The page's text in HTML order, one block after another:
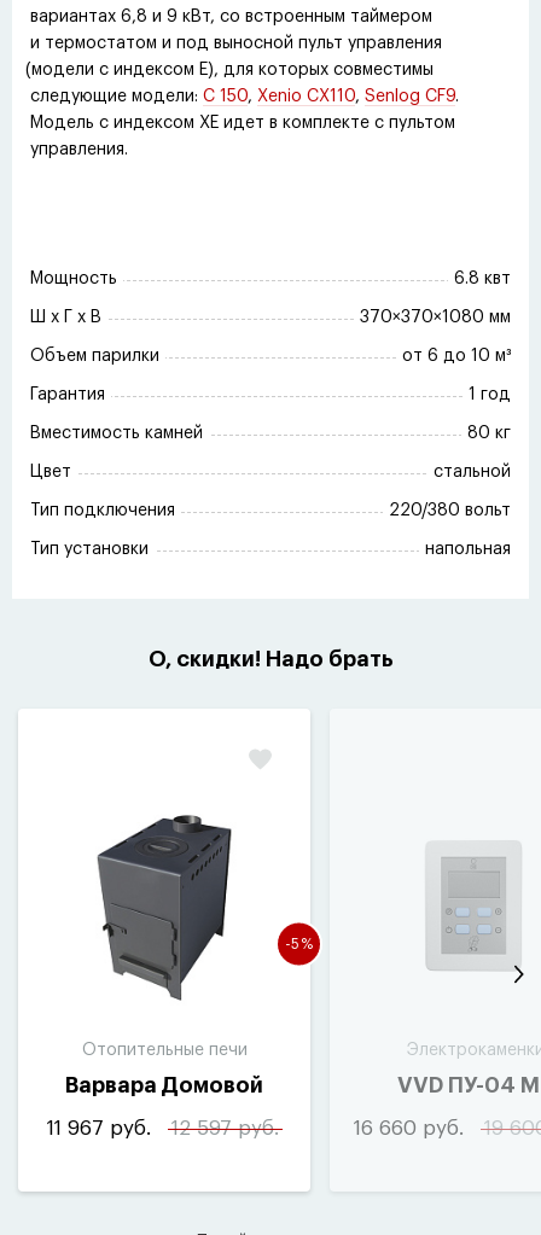
вариантах 6,8 и 9 кВт, со встроенным таймером
и термостатом и под выносной пульт управления
(модели с индексом Е), для которых совместимы
следующие модели: C 150, Xenio CX110, Senlog CF9.
Модель с индексом XE идет в комплекте с пультом
управления.
Мощность 6.8 квт
Ш x Г x В 370×370×1080 мм
Объем парилки от 6 до 10 м³
Гарантия 1 год
Вместимость камней 80 кг
Цвет стальной
Тип подключения 220/380 вольт
Тип установки напольная
О, скидки! Надо брать
-5%
Отопительные печи
Варвара Домовой
11 967 руб. 12 597 руб.
VVD ПУ-04
16 660 руб. 19